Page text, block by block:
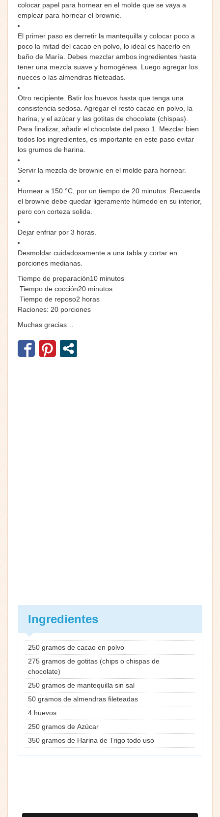
colocar papel para hornear en el molde que se vaya a
emplear para hornear el brownie.
El primer paso es derretir la mantequilla y colocar poco a
poco la mitad del cacao en polvo, lo ideal es hacerlo en
baño de María. Debes mezclar ambos ingredientes hasta
tener una mezcla suave y homogénea. Luego agregar los
nueces o las almendras fileteadas.
Otro recipiente. Batir los huevos hasta que tenga una
consistencia sedosa. Agregar el resto cacao en polvo, la
harina, y el azúcar y las gotitas de chocolate (chispas).
Para finalizar, añadir el chocolate del paso 1. Mezclar bien
todos los ingredientes, es importante en este paso evitar
los grumos de harina.
Servir la mezcla de brownie en el molde para hornear.
Hornear a 150 °C, por un tiempo de 20 minutos. Recuerda
el brownie debe quedar ligeramente húmedo en su interior,
pero con corteza solida.
Dejar enfriar por 3 horas.
Desmoldar cuidadosamente a una tabla y cortar en
porciones medianas.
Tiempo de preparación10 minutos
Tiempo de cocción20 minutos
Tiempo de reposo2 horas
Raciones: 20 porciones
Muchas gracias…
Ingredientes
250 gramos de cacao en polvo
275 gramos de gotitas (chips o chispas de
chocolate)
250 gramos de mantequilla sin sal
50 gramos de almendras fileteadas
4 huevos
250 gramos de Azúcar
350 gramos de Harina de Trigo todo uso